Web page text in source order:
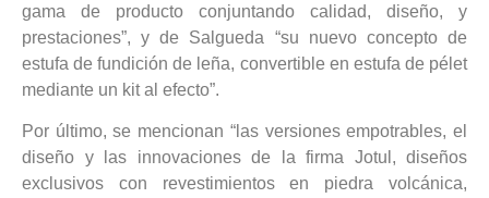
gama de producto conjuntando calidad, diseño, y
prestaciones”, y de Salgueda “su nuevo concepto de
estufa de fundición de leña, convertible en estufa de pélet
mediante un kit al efecto”.
Por último, se mencionan “las versiones empotrables, el
diseño y las innovaciones de la firma Jotul, diseños
exclusivos con revestimientos en piedra volcánica,